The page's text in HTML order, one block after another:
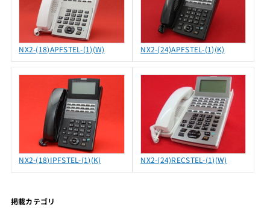
NX2-(18)APFSTEL-(1)(W) NX2-(24)APFSTEL-(1)(K)
NX2-(18)IPFSTEL-(1)(K) NX2-(24)RECSTEL-(1)(W)
掲載カテゴリ